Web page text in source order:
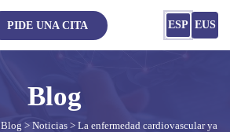
PIDE UNA CITA ESP EUS
Blog > Noticias> La enfermedad cardiovascular ya